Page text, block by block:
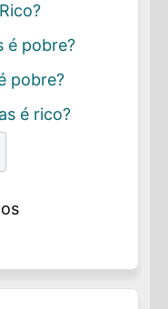
é pobre?
pobre?
é rico?